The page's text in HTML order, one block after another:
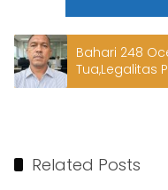
Bahari 248
Tua,Legalitas
Dipertanyakan
Related Posts